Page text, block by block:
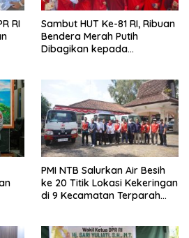
RI
Sambut HUT Ke-81 RI, Ribuan
Bendera Merah Putih
Dibagikan kepada
PMI NTB Salurkan Air Besih
ke 20 Titik Lokasi Kekeringan
di 9 Kecamatan Terparah